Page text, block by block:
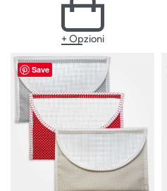
+ Opzioni
Save